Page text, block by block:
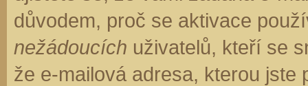
důvodem, proč se aktivace
nežádoucích uživatelů, kteří se
že e-mailová adresa, kterou jste